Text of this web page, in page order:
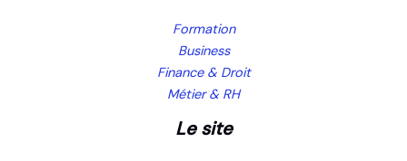
Formation
Business
Finance & Droit
Métier & RH
Le site